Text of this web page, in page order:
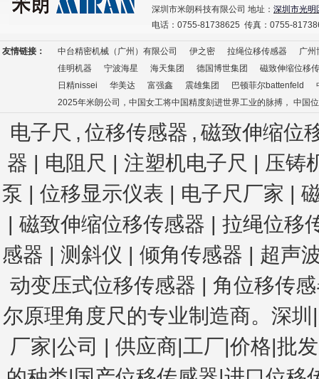
深圳市米朗科技有限公司 地址： 深圳市光明
电话：0755-81738625 传真：0755-
友情链接： 中台精密机械（广州）有限公司 伊之密 拉绳位移传感器
广州
佳明机器
宁波海星 海天集团 德国博世集团
磁致伸缩位移
日精nissei
华美达 富强鑫 震雄集团 巴顿菲尔battenfeld
2025年米朗公司，中国女工将中国精度刻进世界工业的脉搏， 中国
电子尺 , 位移传感器 , 磁致伸缩位
器 | 电阻尺 | 注塑机电子尺 | 压铸
泵 | 位移显示仪表 | 电子尺厂家 |
| 磁致伸缩位移传感器 | 拉绳位移
感器 | 测斜仪 | 倾角传感器 | 超声
动变压式位移传感器 | 角位移传
尔原理角度尺 的专业制造商。深
厂家|公司 | 供应商|工厂|价格|批